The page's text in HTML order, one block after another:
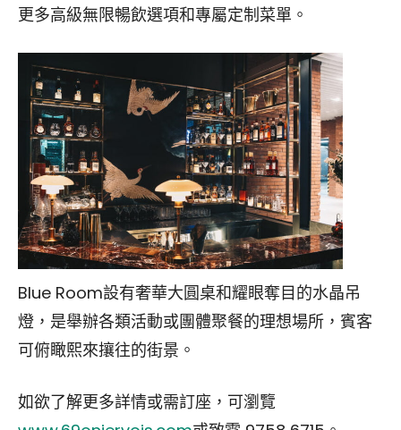
更多高級無限暢飲選項和專屬定制菜單。
Blue Room設有奢華大圓桌和耀眼奪目的水晶吊
燈，是舉辦各類活動或團體聚餐的理想場所，賓客
可俯瞰熙來攘往的街景。
如欲了解更多詳情或需訂座，可瀏覽